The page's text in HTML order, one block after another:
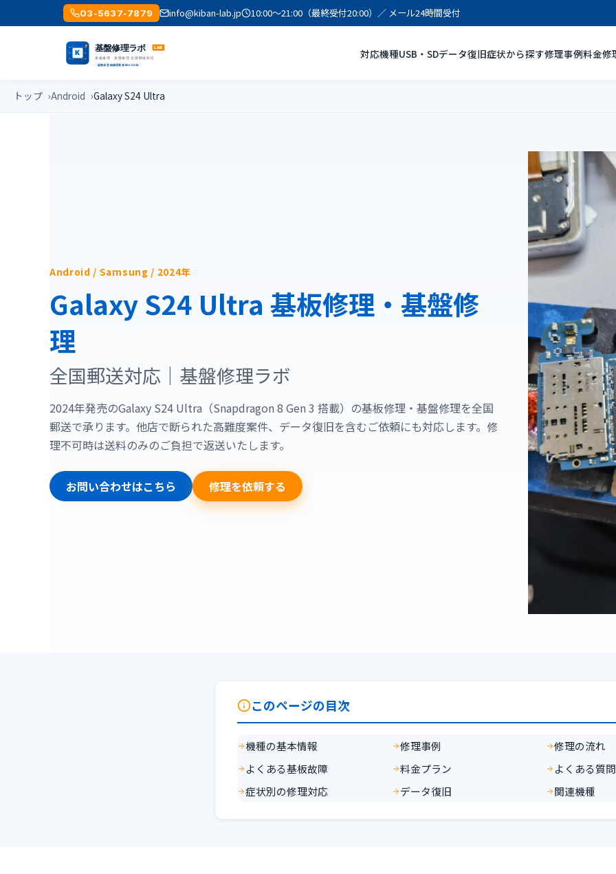
03-5637-7879 info@kiban-lab.jp 10:00〜21:00（最終受付20:00）／ メール24時間受付
対応機種USB・SDデータ復旧症状から探す修理事例料金修
トップ Android Galaxy S24 Ultra
Android / Samsung / 2024年
Galaxy S24 Ultra 基板修理・基盤修
理
全国郵送対応｜基盤修理ラボ
2024年発売のGalaxy S24 Ultra（Snapdragon 8 Gen 3 搭載）の基板修理・基盤修理を全国
郵送で承ります。他店で断られた高難度案件、データ復旧を含むご依頼にも対応します。修
理不可時は送料のみのご負担で返送いたします。
お問い合わせはこちら 修理を依頼する
このページの目次
機種の基本情報
よくある基板故障
症状別の修理対応
修理事例
料金プラン
データ復旧
修理の流れ
よくある質問
関連機種